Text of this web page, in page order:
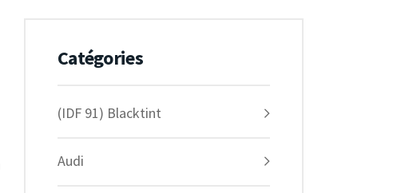
Catégories
(IDF 91) Blacktint
Audi